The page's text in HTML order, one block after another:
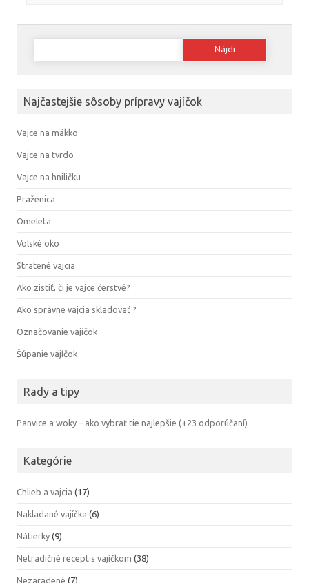
Hľadať:
Najčastejšie sôsoby prípravy vajíčok
Vajce na mäkko
Vajce na tvrdo
Vajce na hniličku
Praženica
Omeleta
Volské oko
Stratené vajcia
Ako zistiť, či je vajce čerstvé?
Ako správne vajcia skladovať ?
Označovanie vajíčok
Šúpanie vajíčok
Rady a tipy
Panvice a woky – ako vybrať tie najlepšie (+23 odporúčaní)
Kategórie
Chlieb a vajcia (17)
Nakladané vajíčka (6)
Nátierky (9)
Netradičné recept s vajíčkom (38)
Nezaradené (7)